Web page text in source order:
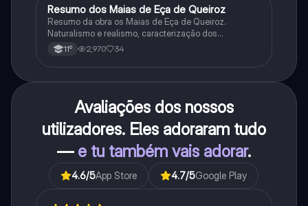
Português
Resumo dos Maias de Eça de Queiroz
Resumo da obra os Maias de Eça de Queiroz.
Naturalismo e realismo, caracterização dos
personagens e contexto histórico.
11º 2,970 34
Avaliações dos nossos
utilizadores. Eles adoraram tudo
— e tu também vais adorar.
4.6/5App Store 4.7/5Google Play